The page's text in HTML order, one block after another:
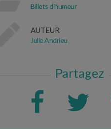
Billets d'humeur
AUTEUR
Julie Andrieu
Partagez